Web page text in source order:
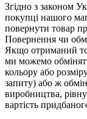
Згідно з законом
покупці нашого
повернути товар
Повернення чи
Якщо отриманий
ми можемо
кольору або
запиту) або ж
виробництва,
вартість